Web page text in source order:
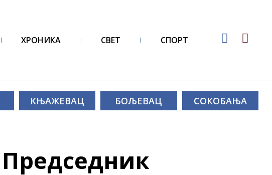
ХРОНИКА СВЕТ СПОРТ
КЊАЖЕВАЦ БОЉЕВАЦ СОКОБАЊА